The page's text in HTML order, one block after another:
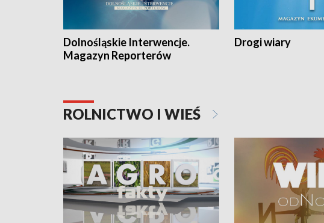
Dolnośląskie Interwencje.
Magazyn Reporterów
Drogi wiary
ROLNICTWO I WIEŚ